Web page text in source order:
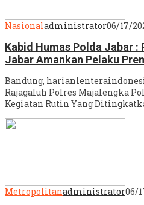
Nasionaladministrator06/17/
Kabid Humas Polda Jabar
Jabar Amankan Pelaku
Bandung,
Rajagaluh Polres Majalengka
Kegiatan Rutin Yang
Metropolitanadministrator06/